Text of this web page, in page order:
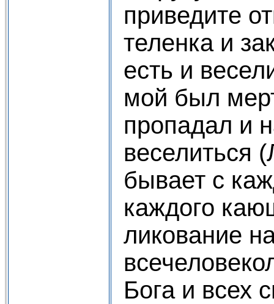
приведите
теленка и
есть и
мой был
пропадал и
веселиться
бывает с
каждого
ликование
Бога и всех